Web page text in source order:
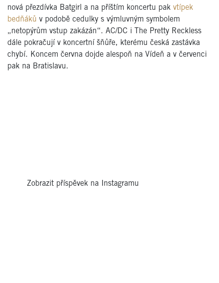
nová přezdívka Batgirl a na příštím koncertu pak vtípek
bedňáků v podobě cedulky s výmluvným symbolem
„netopýrům vstup zakázán“. AC/DC i The Pretty Reckless
dále pokračují v koncertní šňůře, kterému česká zastávka
chybí. Koncem června dojde alespoň na Vídeň a v červenci
pak na Bratislavu.
Zobrazit příspěvek na Instagramu